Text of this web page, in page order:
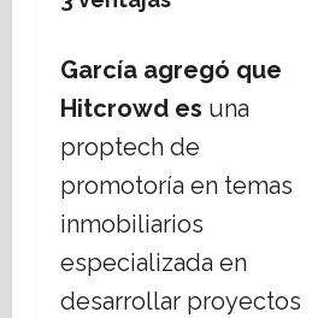
García agregó que
Hitcrowd es una
proptech de
promotoría en temas
inmobiliarios
especializada en
desarrollar proyectos